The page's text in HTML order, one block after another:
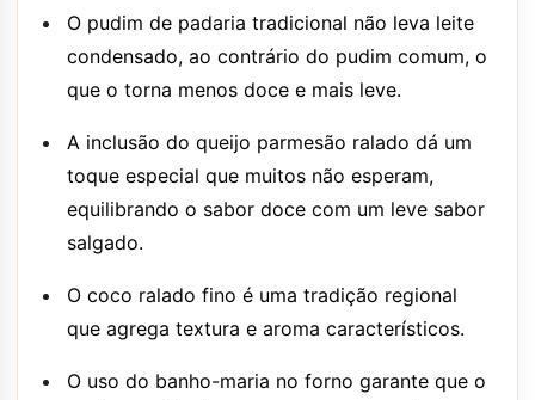
O pudim de padaria tradicional não leva leite
condensado, ao contrário do pudim comum, o
que o torna menos doce e mais leve.
A inclusão do queijo parmesão ralado dá um
toque especial que muitos não esperam,
equilibrando o sabor doce com um leve sabor
salgado.
O coco ralado fino é uma tradição regional
que agrega textura e aroma característicos.
O uso do banho-maria no forno garante que o